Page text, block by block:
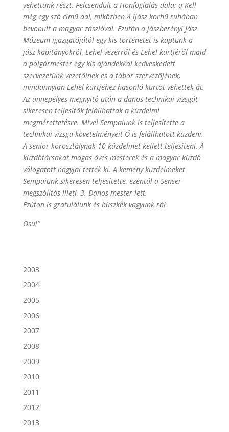
vehettünk részt. Felcsendült a Honfoglalás dala: a Kell
még egy szó című dal, miközben 4 íjász korhű ruhában
bevonult a magyar zászlóval. Ezután a jászberényi Jász
Múzeum igazgatójától egy kis történetet is kaptunk a
jász kapitányokról, Lehel vezérről és Lehel kürtjéről majd
a polgármester egy kis ajándékkal kedveskedett
szervezetünk vezetőinek és a tábor szervezőjének,
mindannyian Lehel kürtjéhez hasonló kürtöt vehettek át.
Az ünnepélyes megnyitó után a danos technikai vizsgát
sikeresen teljesítők felállhattak a küzdelmi
megmérettetésre. Mivel Sempaiunk is teljesítette a
technikai vizsga követelményeit Ő is felállhatott küzdeni.
A senior korosztálynak 10 küzdelmet kellett teljesíteni. A
küzdőtársakat magas öves mesterek és a magyar küzdő
válogatott nagyjai tették ki. A kemény küzdelmeket
Sempaiunk sikeresen teljesítette, ezentúl a Sensei
megszólítás illeti, 3. Danos mester lett.
Ezúton is gratulálunk és büszkék vagyunk rá!
Osu!”
2003
2004
2005
2006
2007
2008
2009
2010
2011
2012
2013